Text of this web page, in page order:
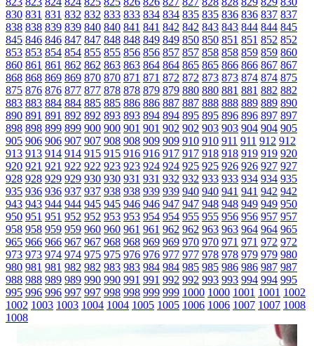
830 831 831 832 832 833 833 834 834 835 835 836 836 837 837
838 838 839 839 840 840 841 841 842 842 843 843 844 844 845
845 846 846 847 847 848 848 849 849 850 850 851 851 852 852
853 853 854 854 855 855 856 856 857 857 858 858 859 859 860
860 861 861 862 862 863 863 864 864 865 865 866 866 867 867
868 868 869 869 870 870 871 871 872 872 873 873 874 874 875
875 876 876 877 877 878 878 879 879 880 880 881 881 882 882
883 883 884 884 885 885 886 886 887 887 888 888 889 889 890
890 891 891 892 892 893 893 894 894 895 895 896 896 897 897
898 898 899 899 900 900 901 901 902 902 903 903 904 904 905
905 906 906 907 907 908 908 909 909 910 910 911 911 912 912
913 913 914 914 915 915 916 916 917 917 918 918 919 919 920
920 921 921 922 922 923 923 924 924 925 925 926 926 927 927
928 928 929 929 930 930 931 931 932 932 933 933 934 934 935
935 936 936 937 937 938 938 939 939 940 940 941 941 942 942
943 943 944 944 945 945 946 946 947 947 948 948 949 949 950
950 951 951 952 952 953 953 954 954 955 955 956 956 957 957
958 958 959 959 960 960 961 961 962 962 963 963 964 964 965
965 966 966 967 967 968 968 969 969 970 970 971 971 972 972
973 973 974 974 975 975 976 976 977 977 978 978 979 979 980
980 981 981 982 982 983 983 984 984 985 985 986 986 987 987
988 988 989 989 990 990 991 991 992 992 993 993 994 994 995
995 996 996 997 997 998 998 999 999 1000 1000 1001 1001 1002
1002 1003 1003 1004 1004 1005 1005 1006 1006 1007 1007 1008
1008